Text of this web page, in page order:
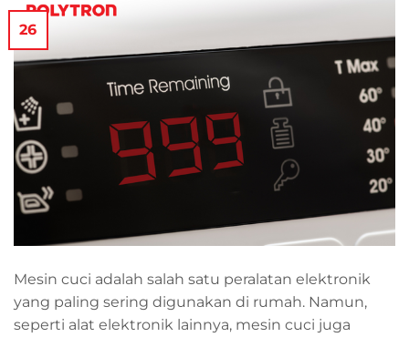
26
Mesin cuci adalah salah satu peralatan elektronik
yang paling sering digunakan di rumah. Namun,
seperti alat elektronik lainnya, mesin cuci juga